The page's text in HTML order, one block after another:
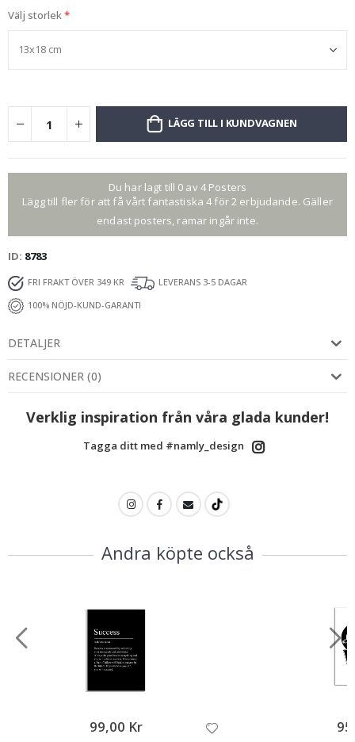
Välj storlek
LÄGG TILL I KUNDVAGNEN
Du har lagt till 0 av 4 Posters
Lägg till fler för att få vårt fantastiska 4 för 2 erbjudande. Gäller
endast posters, ramar ingår inte.
ID 8783
FRI FRAKT ÖVER 349 KR
LEVERANS 3-5 DAGAR
100% NÖJD-KUND-GARANTI
DETALJER
RECENSIONER (0)
Verklig inspiration från våra glada kunder!
Tagga ditt med #namly_design
Andra köpte också
99,00 Kr